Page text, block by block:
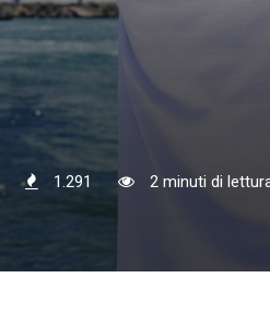
1.291 2 minuti di